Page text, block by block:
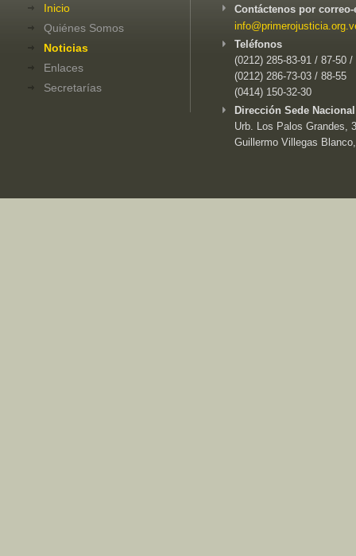
Inicio
Quiénes Somos
Noticias
Enlaces
Secretarías
Contáctenos por
Teléfonos
(0212) 285-83-91 / 87-50 /
(0212) 286-73-03 / 88-55
(0414) 150-32-30
Dirección Sede
Urb. Los Palos Grandes,
Guillermo Villegas